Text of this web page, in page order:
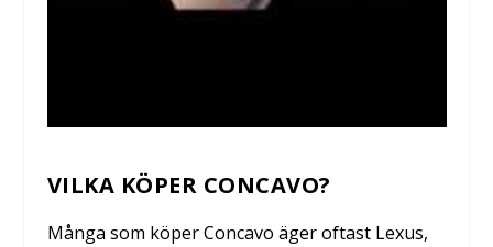
VILKA KÖPER CONCAVO?
Många som köper Concavo äger oftast Lexus,